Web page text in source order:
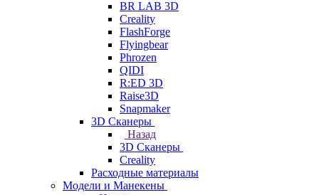
BR LAB 3D
Creality
FlashForge
Flyingbear
Phrozen
QIDI
R:ED 3D
Raise3D
Snapmaker
3D Сканеры
Назад
3D Сканеры
Creality
Расходные материалы
Модели и Манекены